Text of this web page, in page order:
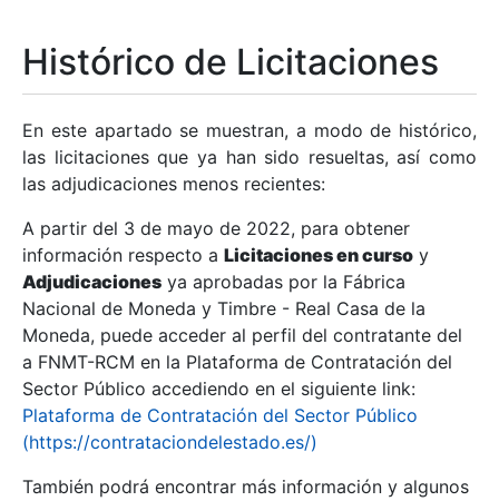
Mostrar/Ocultar
Mostrar/Ocultar
Mostrar/Ocultar
Histórico de Licitaciones
En este apartado se muestran, a modo de histórico,
las licitaciones que ya han sido resueltas, así como
las adjudicaciones menos recientes:
A partir del 3 de mayo de 2022, para obtener
información respecto a Licitaciones en curso y
Adjudicaciones ya aprobadas por la Fábrica
Nacional de Moneda y Timbre - Real Casa de la
Moneda, puede acceder al perfil del contratante del
a FNMT-RCM en la Plataforma de Contratación del
Sector Público accediendo en el siguiente link:
Plataforma de Contratación del Sector Público
(https://contrataciondelestado.es/)
También podrá encontrar más información y algunos